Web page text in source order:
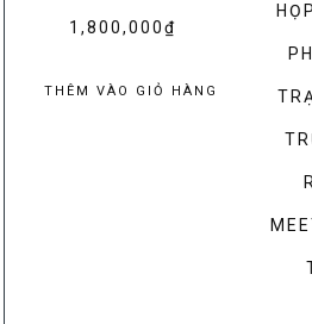
1,800,000₫
THÊM VÀO GIỎ HÀNG